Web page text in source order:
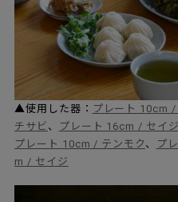
▲使用した器： プレート 10cm /
チサビ 、 プレート 16cm / セイジ
プレート 10cm / テンモク 、 プ
m / セイジ